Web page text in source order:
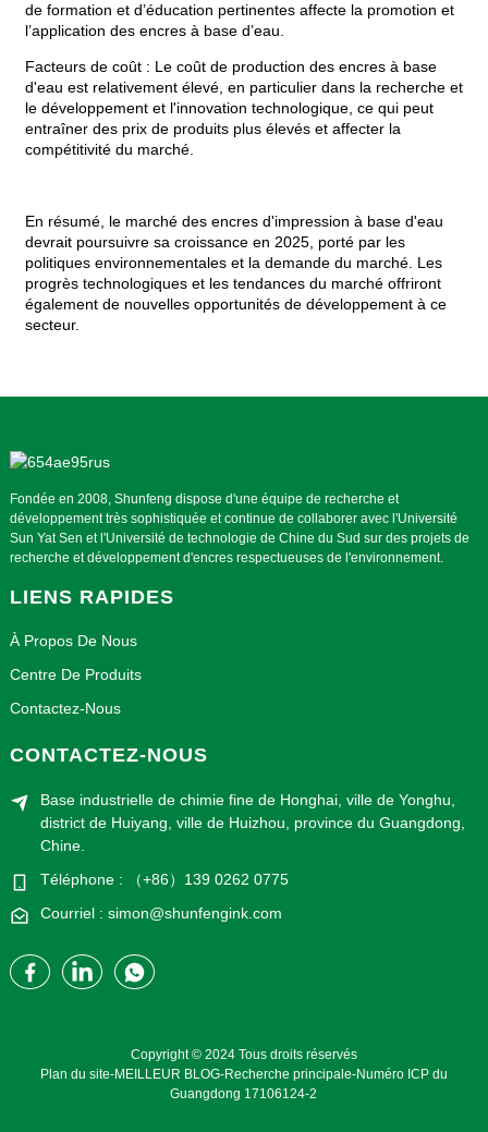
de formation et d’éducation pertinentes affecte la promotion et
l’application des encres à base d’eau.
Facteurs de coût : Le coût de production des encres à base
d'eau est relativement élevé, en particulier dans la recherche et
le développement et l'innovation technologique, ce qui peut
entraîner des prix de produits plus élevés et affecter la
compétitivité du marché.
En résumé, le marché des encres d'impression à base d'eau
devrait poursuivre sa croissance en 2025, porté par les
politiques environnementales et la demande du marché. Les
progrès technologiques et les tendances du marché offriront
également de nouvelles opportunités de développement à ce
secteur.
Fondée en 2008, Shunfeng dispose d'une équipe de recherche et
développement très sophistiquée et continue de collaborer avec l'Université
Sun Yat Sen et l'Université de technologie de Chine du Sud sur des projets de
recherche et développement d'encres respectueuses de l'environnement.
LIENS RAPIDES
À Propos De Nous
Centre De Produits
Contactez-Nous
CONTACTEZ-NOUS
Base industrielle de chimie fine de Honghai, ville de Yonghu,
district de Huiyang, ville de Huizhou, province du Guangdong,
Chine.
Téléphone : （+86）139 0262 0775
Courriel : simon@shunfengink.com
Copyright © 2024 Tous droits réservés
Plan du site-MEILLEUR BLOG-Recherche principale-Numéro ICP du
Guangdong 17106124-2